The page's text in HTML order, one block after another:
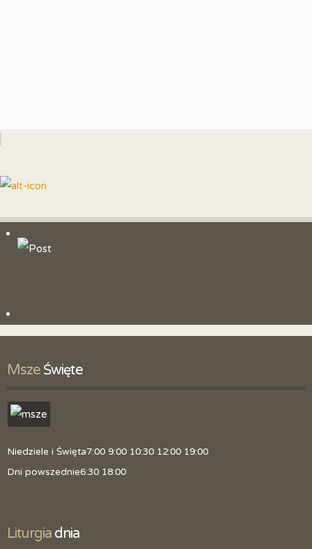
Msze Święte
Niedziele i Święta7:00 9:00 10:30 12:00 19:00
Dni powszednie6:30 18:00
Liturgia dnia